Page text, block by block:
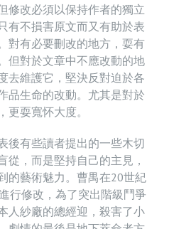
修改必須以保持作者的獨立
有不損害原文而又有助於表
對有必要刪改的地方，耍有
但對於文章中不應改動的地
去維護它，堅決反對迫於各
品生命的改動。尤其是對於
耍寬怀大度。
後有些讀者提出的一些木切
從，而是堅持自己的主見，
的藝術魅力。曹禺在20世紀
行修改，為了突出階級鬥爭
人紗廠的總經迎，殺害了小